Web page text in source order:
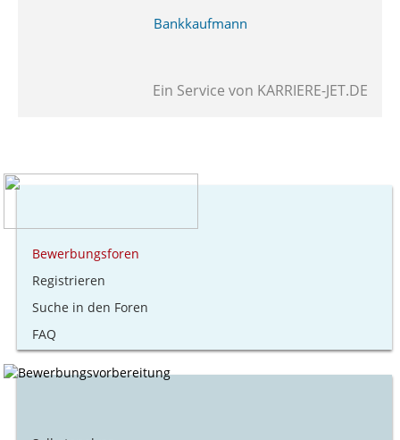
Bankkaufmann
Ein Service von KARRIERE-JET.DE
Bewerbungsforen
Registrieren
Suche in den Foren
FAQ